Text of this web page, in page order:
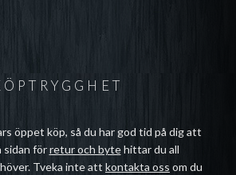
öppet köp, så du har god tid på dig att
sidan förretur och bytehittar du all
Tveka inte att kontakta oss om du